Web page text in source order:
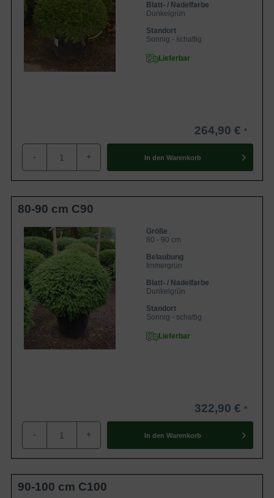
Blatt- / Nadelfarbe
Dunkelgrün
Standort
Sonnig - schattig
Lieferbar
264,90 €
- + In den Warenkorb
80-90 cm C90
Größe
80 - 90 cm
Belaubung
Immergrün
Blatt- / Nadelfarbe
Dunkelgrün
Standort
Sonnig - schattig
Lieferbar
322,90 €
- + In den Warenkorb
90-100 cm C100